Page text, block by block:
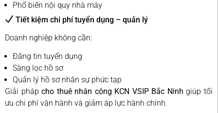
Phổ biến nội quy nhà máy
Tiết kiệm chi phí tuyển dụng – quản lý
Doanh nghiệp không cần:
Đăng tin tuyển dụng
Sàng lọc hồ sơ
Quản lý hồ sơ nhân sự phức tạp
Giải phápcho thuê nhân công KCN VSIP Bắc Ninh giúp tối
ưu chi phí vận hành và giảm áp lực hành chính.